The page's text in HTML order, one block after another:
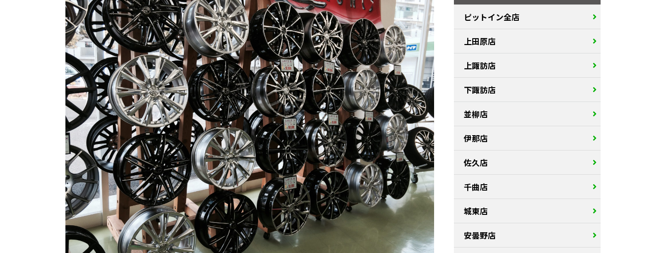
ピットイン全店
上田原店
上諏訪店
下諏訪店
並柳店
伊那店
佐久店
千曲店
城東店
安曇野店